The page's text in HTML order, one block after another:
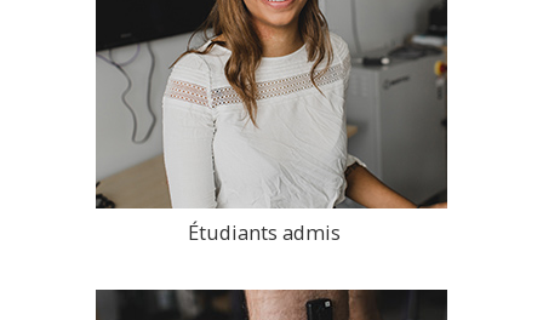
Étudiants admis